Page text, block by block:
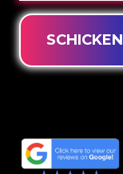
SCHICKEN